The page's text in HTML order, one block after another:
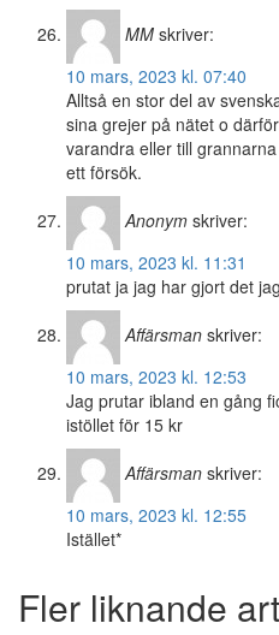
MM skriver:
10 mars, 2023 kl. 07:40
Alltså en stor del av
sina grejer på nätet o
varandra eller till
ett försök.
Anonym skriver:
10 mars, 2023 kl. 11:31
prutat ja jag har gjort det
Affärsman skriver:
10 mars, 2023 kl. 12:53
Jag prutar ibland en gång
istöllet för 15 kr
Affärsman skriver:
10 mars, 2023 kl. 12:55
Istället*
Fler liknande